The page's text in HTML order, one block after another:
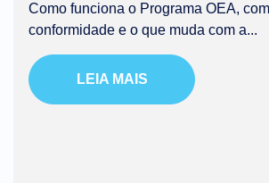
Como funciona o Programa OEA,
conformidade e o que muda com a...
LEIA MAIS